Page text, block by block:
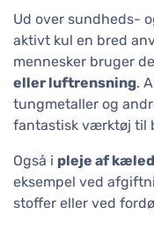
Ud over sundheds-
aktivt kul en bred
mennesker bruger
eller luftrensning.
tungmetaller og
fantastisk værktøj til
Også i pleje af
eksempel ved
stoffer eller ved